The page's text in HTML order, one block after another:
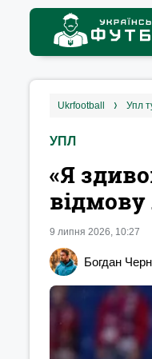
ukrfootball упл
УПЛ
«Я
9 липня 2026, 10:27
Богдан